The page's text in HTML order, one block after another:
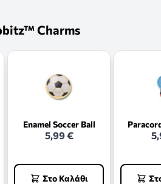
Charms
Enamel Soccer Ball
5,99 €
Στο Καλάθι